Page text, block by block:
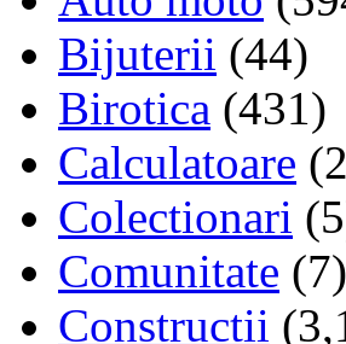
Bijuterii (44)
Birotica (431)
Calculatoare
Colectionari
Comunitate (7)
Constructii